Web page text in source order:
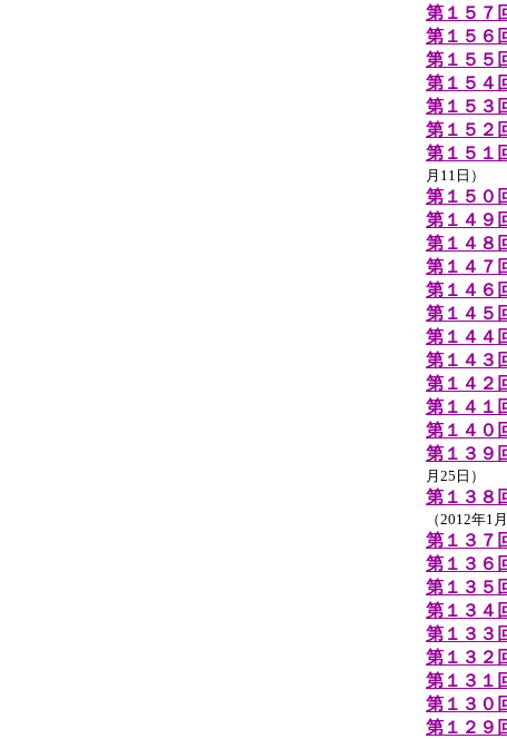
第１５７
第１５６
第１５５
第１５４
第１５３
第１５２
第１５１
月11日）
第１５０
第１４９
第１４８
第１４７
第１４６
第１４５
第１４４
第１４３
第１４２
第１４１
第１４０
第１３９
月25日）
第１３８
（2012年1
第１３７
第１３６
第１３５
第１３４
第１３３
第１３２
第１３１
第１３０
第１２９